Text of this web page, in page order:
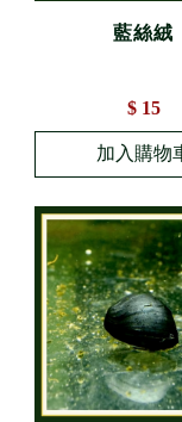
藍絲絨
$ 15